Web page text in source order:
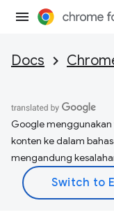
Docs
Google
konten ke dalam
mengandung